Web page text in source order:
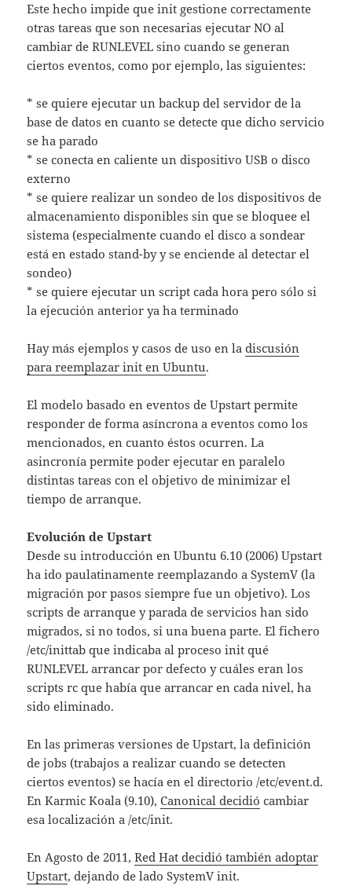
Este hecho impide que init gestione correctamente
otras tareas que son necesarias ejecutar NO al
cambiar de RUNLEVEL sino cuando se generan
ciertos eventos, como por ejemplo, las siguientes:
* se quiere ejecutar un backup del servidor de la
base de datos en cuanto se detecte que dicho servicio
se ha parado
* se conecta en caliente un dispositivo USB o disco
externo
* se quiere realizar un sondeo de los dispositivos de
almacenamiento disponibles sin que se bloquee el
sistema (especialmente cuando el disco a sondear
está en estado stand-by y se enciende al detectar el
sondeo)
* se quiere ejecutar un script cada hora pero sólo si
la ejecución anterior ya ha terminado
Hay más ejemplos y casos de uso en ladiscusión
para reemplazar init en Ubuntu.
El modelo basado en eventos de Upstart permite
responder de forma asíncrona a eventos como los
mencionados, en cuanto éstos ocurren. La
asincronía permite poder ejecutar en paralelo
distintas tareas con el objetivo de minimizar el
tiempo de arranque.
Evolución de Upstart
Desde su introducción en Ubuntu 6.10 (2006) Upstart
ha ido paulatinamente reemplazando a SystemV (la
migración por pasos siempre fue un objetivo). Los
scripts de arranque y parada de servicios han sido
migrados, si no todos, si una buena parte. El fichero
/etc/inittab que indicaba al proceso init qué
RUNLEVEL arrancar por defecto y cuáles eran los
scripts rc que había que arrancar en cada nivel, ha
sido eliminado.
En las primeras versiones de Upstart, la definición
de jobs (trabajos a realizar cuando se detecten
ciertos eventos) se hacía en el directorio /etc/event.d.
En Karmic Koala (9.10),Canonical decidió cambiar
esa localización a /etc/init.
En Agosto de 2011,Red Hat decidió también adoptar
Upstart, dejando de lado SystemV init.